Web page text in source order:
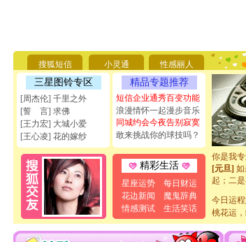
搜狐短信 小灵通 性感丽人
三星图铃专区
[周杰伦] 千里之外
[誓 言] 求佛
[王力宏] 大城小爱
[王心凌] 花的嫁纱
精品专题推荐
短信企业通秀百变功能
浪漫情怀一起漫步音乐
同城约会今夜告别寂寞
敢来挑战你的球技吗？
精彩生活
星座运势
每日财运
花边新闻
魔鬼辞典
情感测试
生活笑话
要平安
[圣诞节]
能正大
天都要
[圣诞节]
如意,快
[元旦]看
断电。
你是我
[元旦]如
起；二
离。水晶
[元旦]当
泣，这
卖了。
[春节]风
今日运程
桃花运